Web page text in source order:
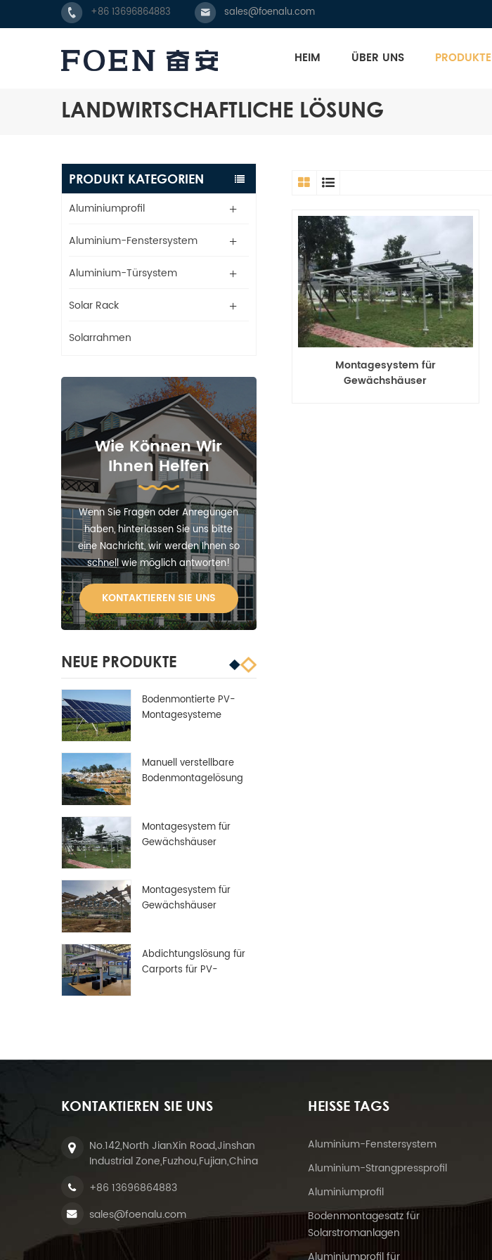
+86 13696864883 sales@foenalu.com
HEIM ÜBER UNS PRODUKTE
LANDWIRTSCHAFTLICHE LÖSUNG
PRODUKT KATEGORIEN
Aluminiumprofil
Aluminium-Fenstersystem
Aluminium-Türsystem
Solar Rack
Solarrahmen
Wie Können Wir
Ihnen Helfen
Wenn Sie Fragen oder Anregungen
haben, hinterlassen Sie uns bitte
eine Nachricht, wir werden Ihnen so
schnell wie möglich antworten!
KONTAKTIEREN SIE UNS
NEUE PRODUKTE
Bodenmontierte PV-
Montagesysteme
Manuell verstellbare
Bodenmontagelösung
Montagesystem für
Gewächshäuser
Montagesystem für
Gewächshäuser
Abdichtungslösung für
Carports für PV-
Montagesystem für
Gewächshäuser
KONTAKTIEREN SIE UNS
No.142,North JianXin Road,Jinshan
Industrial Zone,Fuzhou,Fujian,China
+86 13696864883
sales@foenalu.com
HEISSE TAGS
Aluminium-Fenstersystem
Aluminium-Strangpressprofil
Aluminiumprofil
Bodenmontagesatz für
Solarstromanlagen